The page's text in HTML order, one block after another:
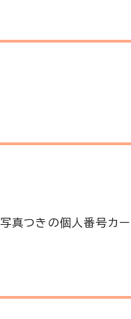
真つきの個人番号カー